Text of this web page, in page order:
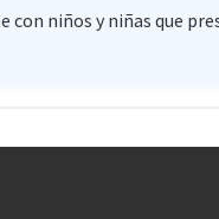
niños y niñas que